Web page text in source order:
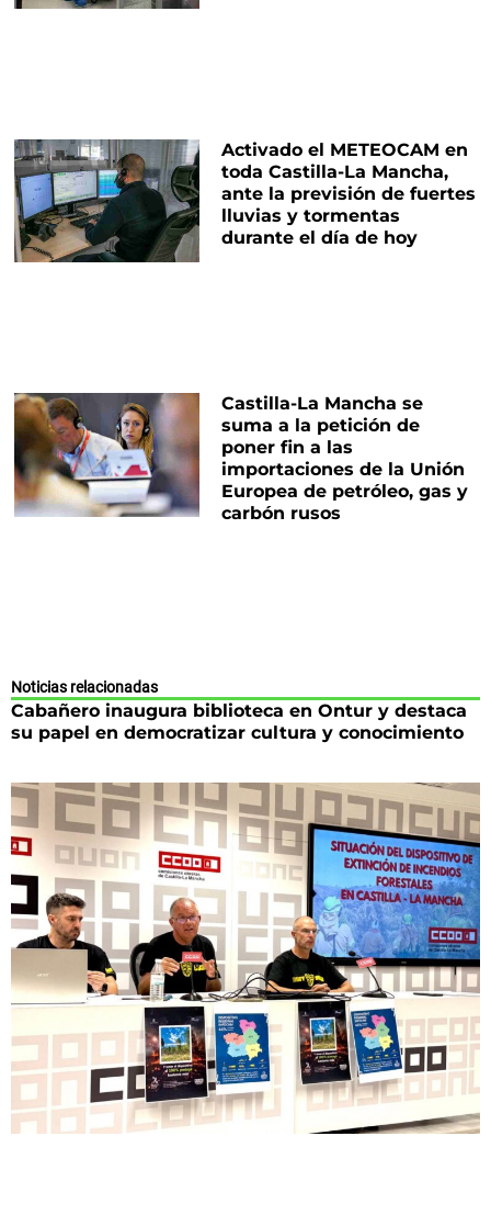
Activado el METEOCAM en
toda Castilla-La Mancha,
ante la previsión de fuertes
lluvias y tormentas
durante el día de hoy
Castilla-La Mancha se
suma a la petición de
poner fin a las
importaciones de la Unión
Europea de petróleo, gas y
carbón rusos
Noticias relacionadas
Cabañero inaugura biblioteca en Ontur y destaca
su papel en democratizar cultura y conocimiento